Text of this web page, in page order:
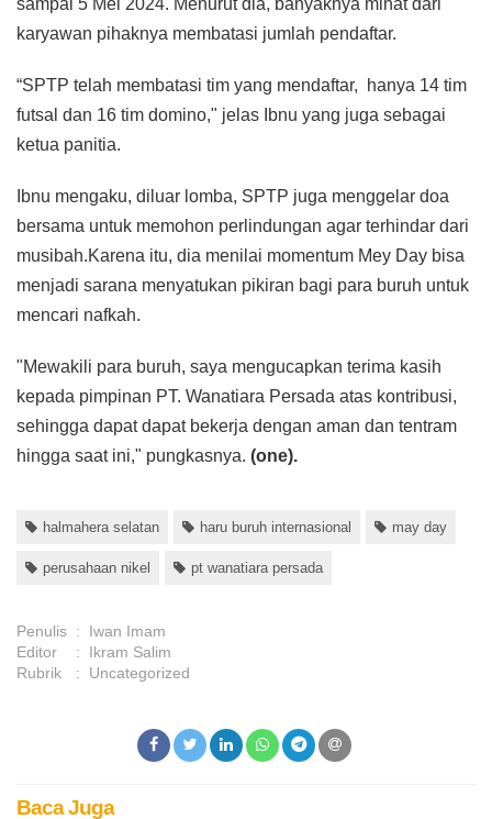
karyawan pihaknya membatasi jumlah pendaftar.
“SPTP telah membatasi tim yang mendaftar, hanya 14 tim
futsal dan 16 tim domino," jelas Ibnu yang juga sebagai
ketua panitia.
Ibnu mengaku, diluar lomba, SPTP juga menggelar doa
bersama untuk memohon perlindungan agar terhindar dari
musibah.Karena itu, dia menilai momentum Mey Day bisa
menjadi sarana menyatukan pikiran bagi para buruh untuk
mencari nafkah.
"Mewakili para buruh, saya mengucapkan terima kasih
kepada pimpinan PT. Wanatiara Persada atas kontribusi,
sehingga dapat dapat bekerja dengan aman dan tentram
hingga saat ini," pungkasnya. (one).
halmahera selatan haru buruh internasional may day
perusahaan nikel pt wanatiara persada
Penulis :
Iwan Imam
Editor
:
Ikram Salim
Rubrik
: Uncategorized
Baca Juga